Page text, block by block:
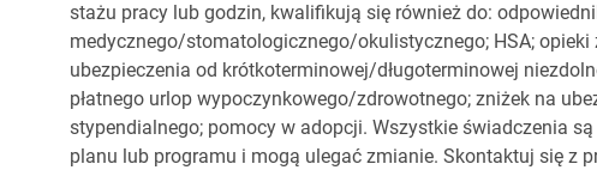
stażu pracy lub godzin, kwalifikują się również do:
medycznego/stomatologicznego/okulistycznego; HSA; opieki
ubezpieczenia od krótkoterminowej/długoterminowej
płatnego urlop wypoczynkowego/zdrowotnego; zniżek na
stypendialnego; pomocy w adopcji. Wszystkie świadczenia
planu lub programu i mogą ulegać zmianie. Skontaktuj się z